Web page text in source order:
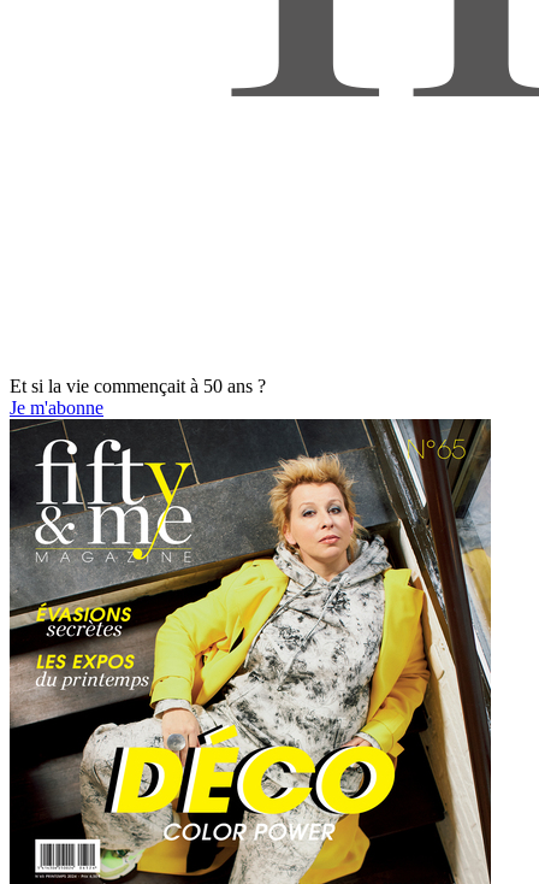
Et si la vie commençait à 50 ans ?
Je m'abonne